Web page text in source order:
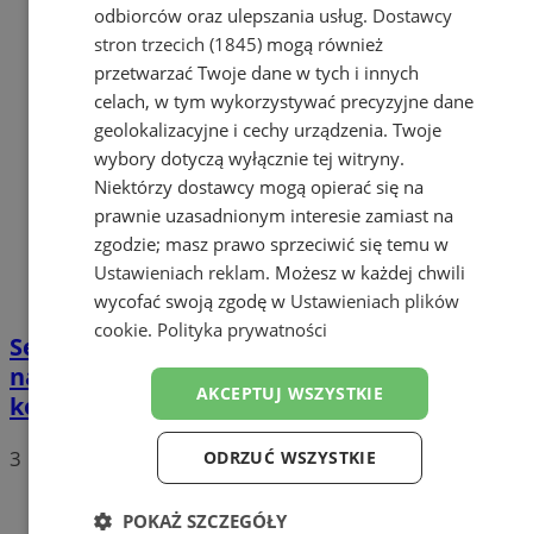
Sezon motocyklowy w pełni. Te liczby dają
nadzieję, ale ostrożność wciąż jest
konieczna
3
odbiorców oraz ulepszania usług. Dostawcy
stron trzecich (1845) mogą również
przetwarzać Twoje dane w tych i innych
celach, w tym wykorzystywać precyzyjne dane
geolokalizacyjne i cechy urządzenia. Twoje
wybory dotyczą wyłącznie tej witryny.
Niektórzy dostawcy mogą opierać się na
prawnie uzasadnionym interesie zamiast na
zgodzie; masz prawo sprzeciwić się temu w
Ustawieniach reklam. Możesz w każdej chwili
wycofać swoją zgodę w Ustawieniach plików
cookie. Polityka prywatności
AKCEPTUJ WSZYSTKIE
ODRZUĆ WSZYSTKIE
POKAŻ SZCZEGÓŁY